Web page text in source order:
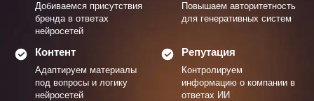
Добиваемся присутствия
бренда в ответах
нейросетей
Повышаем авторитетность
для генеративных систем
Контент
Адаптируем материалы
под вопросы и логику
нейросетей
Репутация
Контролируем
информацию о компании в
ответах ИИ